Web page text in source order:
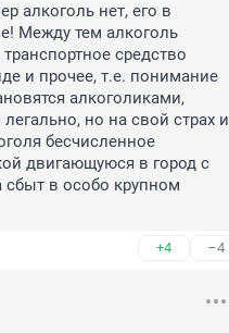
алкоголь нет, его в
Между тем алкоголь
средство
и прочее, т.е. понимание
алкоголиками,
но на свой страх и
бесчисленное
двигающуюся в город с
в особо крупном
+4 –4